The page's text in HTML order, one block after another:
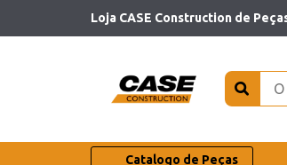
Loja CASE Construction de
Catalogo de Peças